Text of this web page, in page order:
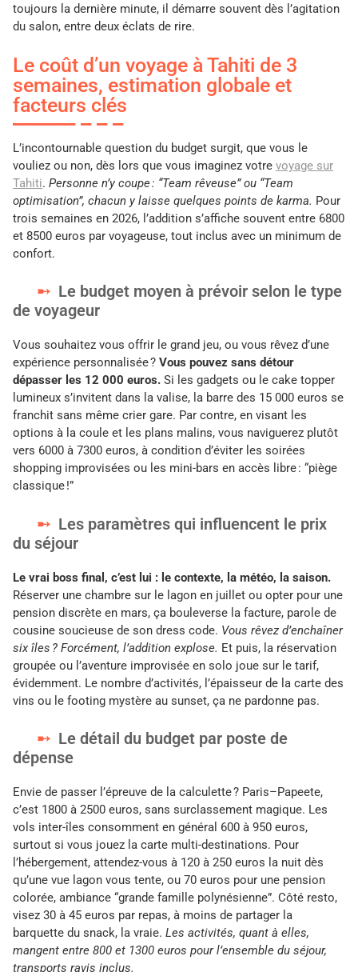
toujours la dernière minute, il démarre souvent dès l’agitation
du salon, entre deux éclats de rire.
Le coût d’un voyage à Tahiti de 3
semaines, estimation globale et
facteurs clés
L’incontournable question du budget surgit, que vous le
vouliez ou non, dès lors que vous imaginez votre voyage sur
Tahiti. Personne n’y coupe : “Team rêveuse” ou “Team
optimisation”, chacun y laisse quelques points de karma. Pour
trois semaines en 2026, l’addition s’affiche souvent entre 6800
et 8500 euros par voyageuse, tout inclus avec un minimum de
confort.
Le budget moyen à prévoir selon le type
de voyageur
Vous souhaitez vous offrir le grand jeu, ou vous rêvez d’une
expérience personnalisée ? Vous pouvez sans détour
dépasser les 12 000 euros. Si les gadgets ou le cake topper
lumineux s’invitent dans la valise, la barre des 15 000 euros se
franchit sans même crier gare. Par contre, en visant les
options à la coule et les plans malins, vous naviguerez plutôt
vers 6000 à 7300 euros, à condition d’éviter les soirées
shopping improvisées ou les mini-bars en accès libre : “piège
classique !”
Les paramètres qui influencent le prix
du séjour
Le vrai boss final, c’est lui : le contexte, la météo, la saison.
Réserver une chambre sur le lagon en juillet ou opter pour une
pension discrète en mars, ça bouleverse la facture, parole de
cousine soucieuse de son dress code. Vous rêvez d’enchaîner
six îles ? Forcément, l’addition explose. Et puis, la réservation
groupée ou l’aventure improvisée en solo joue sur le tarif,
évidemment. Le nombre d’activités, l’épaisseur de la carte des
vins ou le footing mystère au sunset, ça ne pardonne pas.
Le détail du budget par poste de
dépense
Envie de passer l’épreuve de la calculette ? Paris–Papeete,
c’est 1800 à 2500 euros, sans surclassement magique. Les
vols inter-îles consomment en général 600 à 950 euros,
surtout si vous jouez la carte multi-destinations. Pour
l’hébergement, attendez-vous à 120 à 250 euros la nuit dès
qu’une vue lagon vous tente, ou 70 euros pour une pension
colorée, ambiance “grande famille polynésienne”. Côté resto,
visez 30 à 45 euros par repas, à moins de partager la
barquette du snack, la vraie. Les activités, quant à elles,
mangent entre 800 et 1300 euros pour l’ensemble du séjour,
transports ravis inclus.